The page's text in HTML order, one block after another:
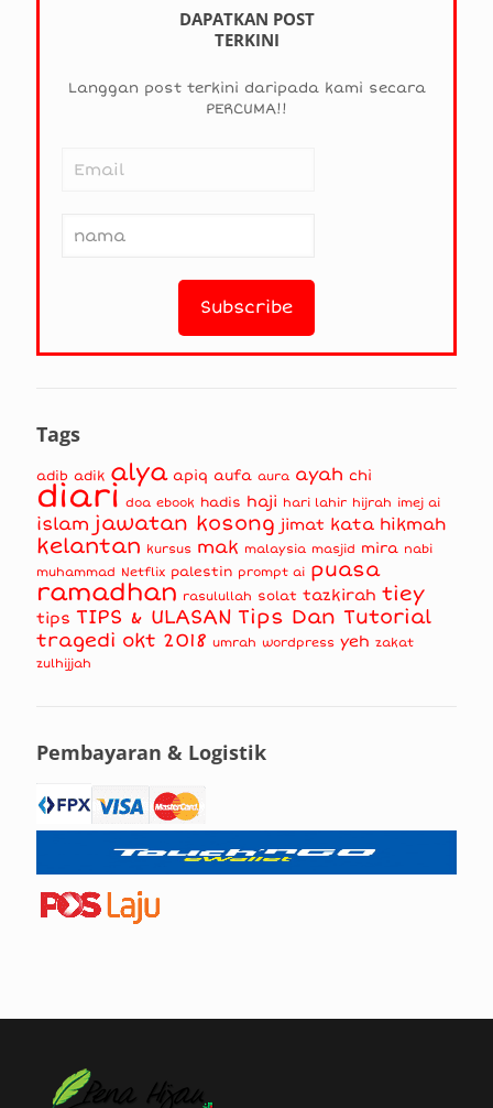
DAPATKAN POST
TERKINI
Langgan post terkini daripada kami secara
PERCUMA!!
Tags
adib adik alya apiq aufa aura ayah chi
diari doa ebook hadis haji hari lahir hijrah imej ai
islam jawatan kosong jimat kata hikmah
kelantan kursus mak malaysia masjid mira nabi
muhammad Netflix palestin prompt ai puasa
ramadhan rasulullah solat tazkirah tiey
tips TIPS & ULASAN Tips Dan Tutorial
tragedi okt 2018 umrah wordpress yeh zakat
zulhijjah
Pembayaran & Logistik